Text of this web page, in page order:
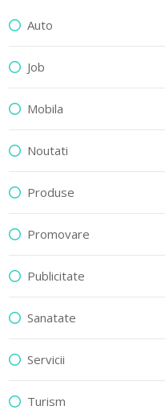
Auto
Job
Mobila
Noutati
Produse
Promovare
Publicitate
Sanatate
Servicii
Turism